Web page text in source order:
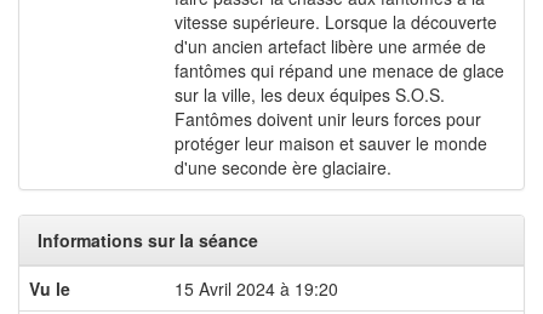
vitesse supérieure. Lorsque la découverte
d'un ancien artefact libère une armée de
fantômes qui répand une menace de glace
sur la ville, les deux équipes S.O.S.
Fantômes doivent unir leurs forces pour
protéger leur maison et sauver le monde
d'une seconde ère glaciaire.
Informations sur la séance
Vu le
15 Avril 2024 à 19:20